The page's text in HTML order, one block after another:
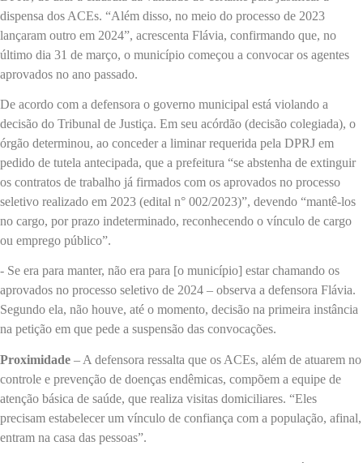
dispensa dos ACEs. “Além disso, no meio do processo de 2023
lançaram outro em 2024”, acrescenta Flávia, confirmando que, no
último dia 31 de março, o município começou a convocar os agentes
aprovados no ano passado.
De acordo com a defensora o governo municipal está violando a
decisão do Tribunal de Justiça. Em seu acórdão (decisão colegiada), o
órgão determinou, ao conceder a liminar requerida pela DPRJ em
pedido de tutela antecipada, que a prefeitura “se abstenha de extinguir
os contratos de trabalho já firmados com os aprovados no processo
seletivo realizado em 2023 (edital n° 002/2023)”, devendo “mantê-los
no cargo, por prazo indeterminado, reconhecendo o vínculo de cargo
ou emprego público”.
- Se era para manter, não era para [o município] estar chamando os
aprovados no processo seletivo de 2024 – observa a defensora Flávia.
Segundo ela, não houve, até o momento, decisão na primeira instância
na petição em que pede a suspensão das convocações.
Proximidade – A defensora ressalta que os ACEs, além de atuarem no
controle e prevenção de doenças endêmicas, compõem a equipe de
atenção básica de saúde, que realiza visitas domiciliares. “Eles
precisam estabelecer um vínculo de confiança com a população, afinal,
entram na casa das pessoas”.